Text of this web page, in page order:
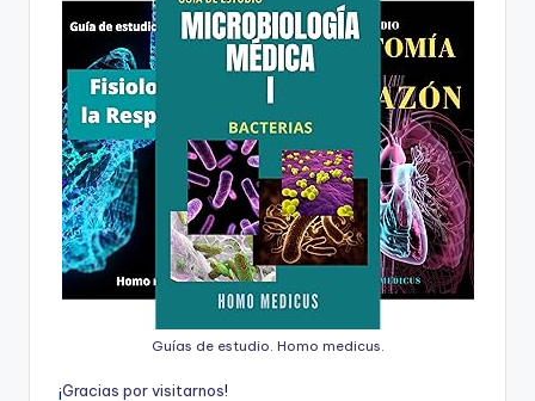
Guías de estudio. Homo medicus.
¡Gracias porvisitarnos!